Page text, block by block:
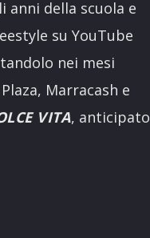
anni della scuola e
su YouTube
nei mesi
Marracash e
VITA, anticipato